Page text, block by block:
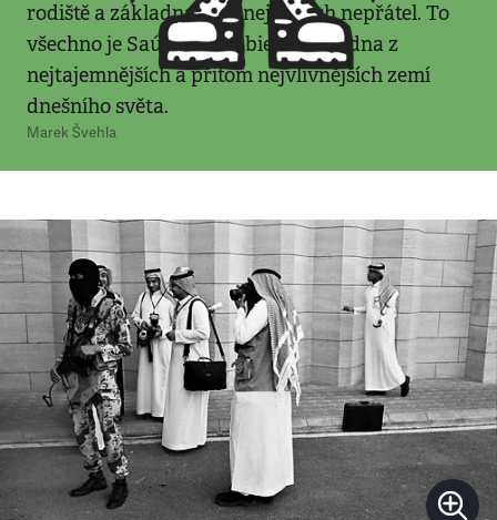
rodiště a základna jeho největších nepřátel. To
všechno je Saúdská Arábie. Stále jedna z
nejtajemnějších a přitom nejvlivnějších zemí
dnešního světa.
Marek Švehla